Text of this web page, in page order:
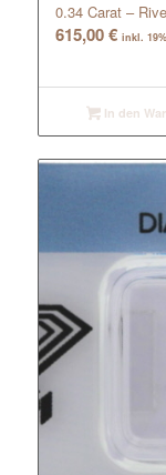
0.34 Carat –
615,00€ inkl.
In den